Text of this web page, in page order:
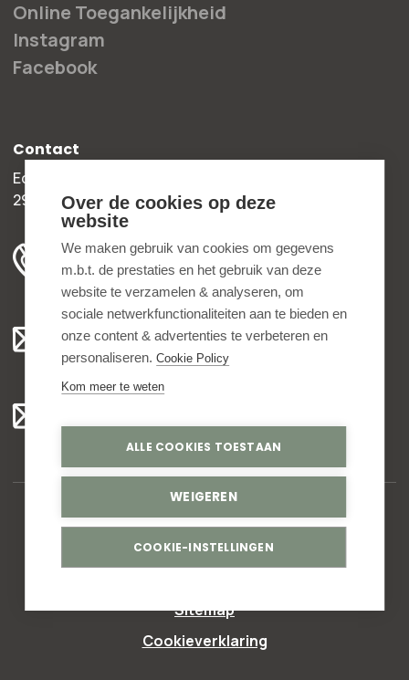
Online Toegankelijkheid
Instagram
Facebook
Contact
Edisonweg 30b
2952 AD Alblasserdam
+31 78 204 90 50
ma t/m vr 8.00 - 16.30 uur
Algemeen:
info@bedankjes.nl
klantenservice@bedankjes.nl
© Copyright 2026,Bedankjes.nl. All rights reserved
Sitemap
Cookieverklaring
Over de cookies op deze
website
We maken gebruik van cookies om gegevens
m.b.t. de prestaties en het gebruik van deze
website te verzamelen & analyseren, om
sociale netwerkfunctionaliteiten aan te bieden en
onze content & advertenties te verbeteren en
personaliseren.Cookie Policy
Kom meer te weten
ALLE COOKIES TOESTAAN
WEIGEREN
COOKIE-INSTELLINGEN